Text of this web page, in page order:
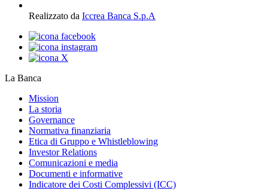
Realizzato da Iccrea Banca S.p.A
La Banca
Mission
La storia
Governance
Normativa finanziaria
Etica di Gruppo e Whistleblowing
Investor Relations
Comunicazioni e media
Documenti e informative
Indicatore dei Costi Complessivi (ICC)